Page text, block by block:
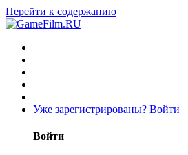
Перейти к содержанию
Уже зарегистрированы? Войти
Войти